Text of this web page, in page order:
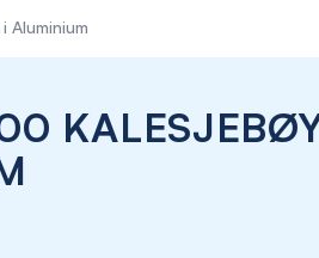
Aluminium